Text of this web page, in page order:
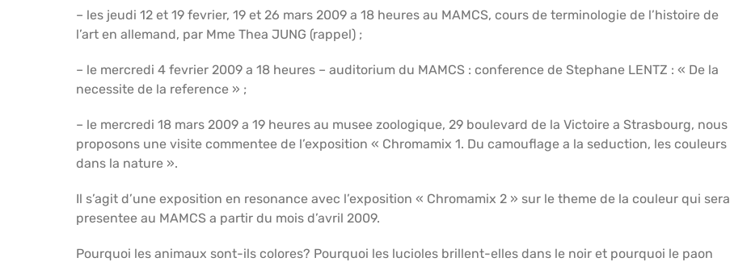
– les jeudi 12 et 19 fevrier, 19 et 26 mars 2009 a 18 heures au MAMCS, cours de terminologie de l’histoire de
l’art en allemand, par Mme Thea JUNG (rappel) ;
– le mercredi 4 fevrier 2009 a 18 heures – auditorium du MAMCS : conference de Stephane LENTZ : « De la
necessite de la reference » ;
– le mercredi 18 mars 2009 a 19 heures au musee zoologique, 29 boulevard de la Victoire a Strasbourg, nous
proposons une visite commentee de l’exposition « Chromamix 1. Du camouflage a la seduction, les couleurs
dans la nature ».
Il s’agit d’une exposition en resonance avec l’exposition « Chromamix 2 » sur le theme de la couleur qui sera
presentee au MAMCS a partir du mois d’avril 2009.
Pourquoi les animaux sont-ils colores? Pourquoi les lucioles brillent-elles dans le noir et pourquoi le paon